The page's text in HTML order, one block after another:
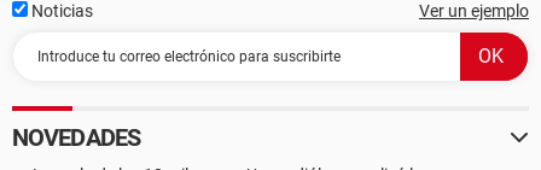
Noticias Ver un ejemplo
NOVEDADES